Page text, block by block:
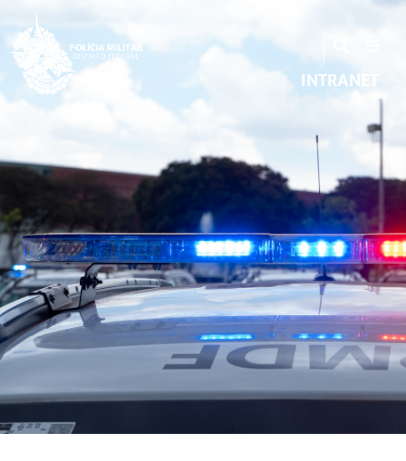
INTRANET